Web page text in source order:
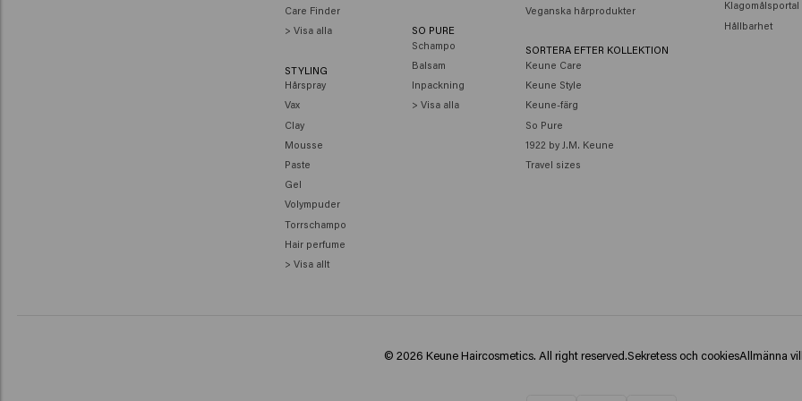
Care Finder
> Visa alla
STYLING
Hårspray
Vax
Clay
Mousse
Paste
Gel
Volympuder
Torrschampo
Hair perfume
> Visa allt
SO PURE
Schampo
Balsam
Inpackning
> Visa alla
Veganska hårprodukter
SORTERA EFTER KOLLEKTION
Keune Care
Keune Style
Keune-färg
So Pure
1922 by J.M. Keune
Travel sizes
Klagomålsportal
Hållbarhet
© 2026 Keune Haircosmetics. All right reserved.Sekretess och cookiesAllmänna